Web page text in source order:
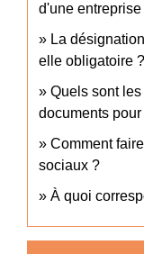
d'une entreprise
La
elle obligatoire ?
Quels sont
documents
Comment
sociaux ?
À quoi